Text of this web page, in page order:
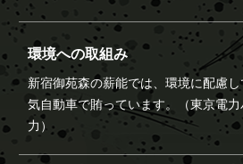
環境への取組み
新宿御苑森の薪能では、環境に配慮
気自動車で賄っています。（東京電
力）